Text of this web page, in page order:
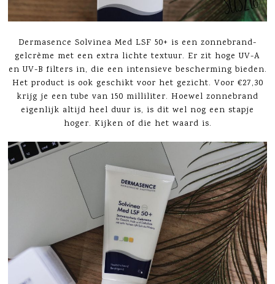
Dermasence Solvinea Med LSF 50+ is een zonnebrand-
gelcrème met een extra lichte textuur. Er zit hoge UV-A
en UV-B filters in, die een intensieve bescherming bieden.
Het product is ook geschikt voor het gezicht. Voor €27,30
krijg je een tube van 150 milliliter. Hoewel zonnebrand
eigenlijk altijd heel duur is, is dit wel nog een stapje
hoger. Kijken of die het waard is.